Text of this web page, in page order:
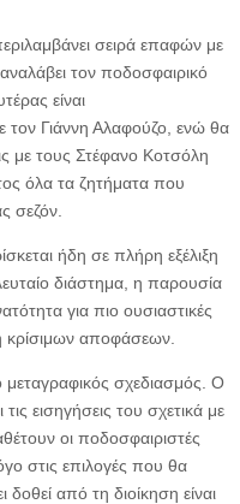
σειρά επαφών με
τον ποδοσφαιρικό
είναι
τον Γιάννη Αλαφούζο, ενώ θα
με τους Στέφανο Κοτσόλη
όλα τα ζητήματα που
σεζόν.
ήδη σε πλήρη εξέλιξη
διάστημα, η παρουσία
για πιο ουσιαστικές
κρίσιμων αποφάσεων.
σχεδιασμός. Ο
εισηγήσεις του σχετικά με
οι ποδοσφαιριστές
στις επιλογές που θα
από τη διοίκηση είναι